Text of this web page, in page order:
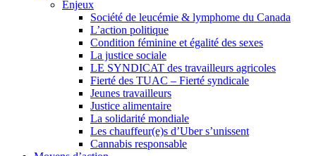
Enjeux
Société de leucémie & lymphome du Canada
L’action politique
Condition féminine et égalité des sexes
La justice sociale
LE SYNDICAT des travailleurs agricoles
Fierté des TUAC – Fierté syndicale
Jeunes travailleurs
Justice alimentaire
La solidarité mondiale
Les chauffeur(e)s d’Uber s’unissent
Cannabis responsable